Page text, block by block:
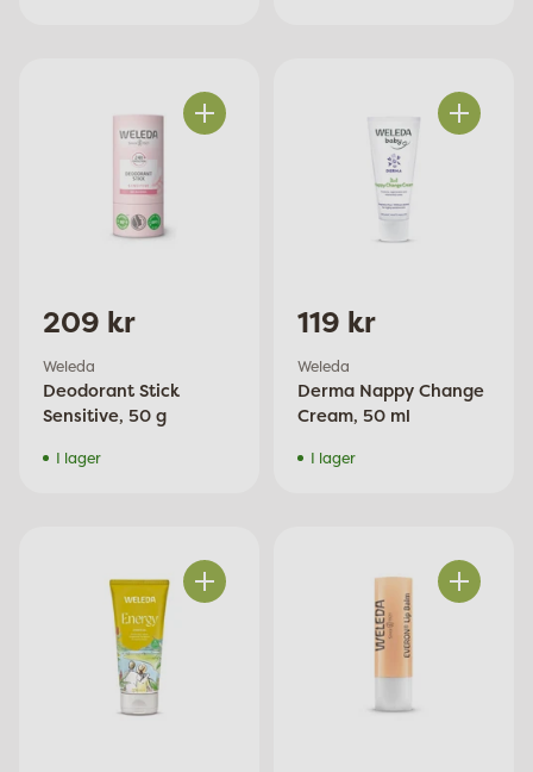
Antal
209 kr
Weleda
Deodorant Stick
Sensitive, 50 g
I lager
Antal
119 kr
Weleda
Derma Nappy Change
Cream, 50 ml
I lager
Antal Antal